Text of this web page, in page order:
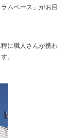
ムベース」がお目
に職人さんが携わ
。